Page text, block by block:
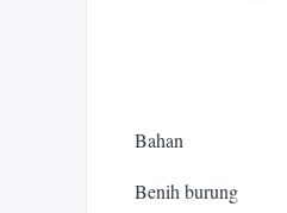
Bahan
Benih burung